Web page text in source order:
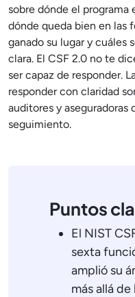
sobre dónde el programa
dónde queda bien en las
ganado su lugar y cuáles
clara. El CSF 2.0 no te
ser capaz de responder.
responder con claridad
auditores y aseguradoras
seguimiento.
Puntos
El NIST
sexta
amplió su
más allá